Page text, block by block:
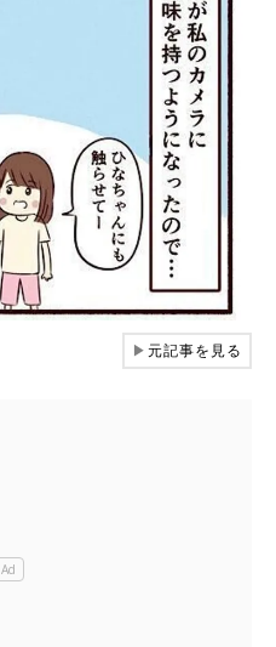
▶元記事を見る